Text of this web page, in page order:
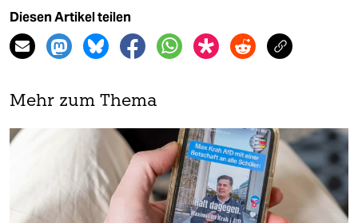
Diesen Artikel teilen
Mehr zum Thema